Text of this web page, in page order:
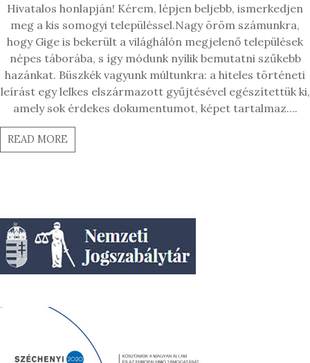
Hivatalos honlapján! Kérem, lépjen beljebb, ismerkedjen
meg a kis somogyi településsel.Nagy öröm számunkra,
hogy Gige is bekerült a világhálón megjelenő települések
népes táborába, s így módunk nyílik bemutatni szűkebb
hazánkat. Büszkék vagyunk múltunkra: a hiteles történeti
leírást egy lelkes elszármazott gyűjtésével egészítettük ki,
amely sok érdekes dokumentumot, képet tartalmaz….
READ MORE